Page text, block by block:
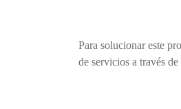
Para solucionar este
de servicios a través